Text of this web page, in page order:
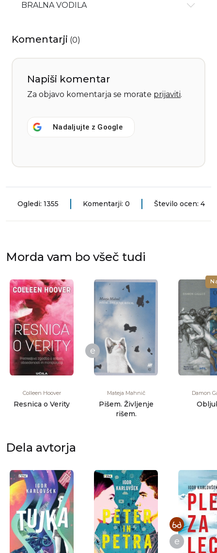
BRALNA VODILA
Komentarji (0)
Napiši komentar
Za objavo komentarja se morate prijaviti.
Nadaljujte z Google
Ogledi: 1355 Komentarji: 0 Število ocen: 4
Morda vam bo všeč tudi
Colleen Hoover
Resnica o Verity
e
Mateja Mahnič
Pišem. Življenje
rišem.
Damon
Dela avtorja
e